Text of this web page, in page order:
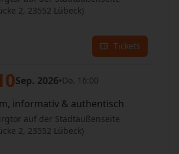
2, 23552 Lübeck)
Tickets
Sep. 2026•Do. 16:00
informativ & authentisch
auf der Stadtaußenseite
2, 23552 Lübeck)